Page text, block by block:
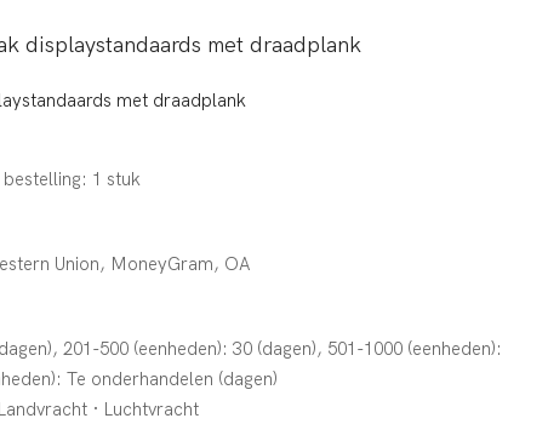
displaystandaards met draadplank
met draadplank
1 stuk
Union, MoneyGram, OA
201-500 (eenheden): 30 (dagen), 501-1000 (eenheden):
Te onderhandelen (dagen)
· Luchtvracht